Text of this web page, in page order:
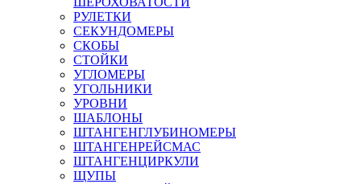
РУЛЕТКИ
СЕКУНДОМЕРЫ
СКОБЫ
СТОЙКИ
УГЛОМЕРЫ
УГОЛЬНИКИ
УРОВНИ
ШАБЛОНЫ
ШТАНГЕНГЛУБИНОМЕРЫ
ШТАНГЕНРЕЙСМАС
ШТАНГЕНЦИРКУЛИ
ЩУПЫ